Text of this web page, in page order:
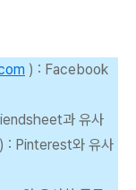
) : Facebook
과 유사
) : Pinterest와 유사